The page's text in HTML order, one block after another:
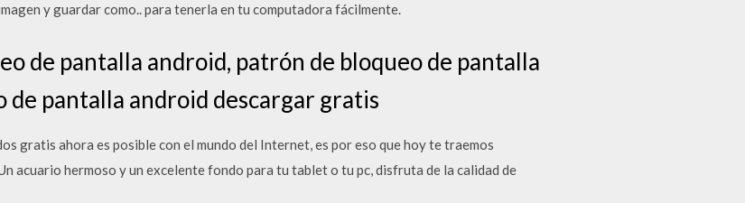
y guardar como.. para tenerla en tu computadora fácilmente.
de pantalla android, patrón de bloqueo de pantalla
de pantalla android descargar gratis
gratis ahora es posible con el mundo del Internet, es por eso que hoy te traemos
acuario hermoso y un excelente fondo para tu tablet o tu pc, disfruta de la calidad de